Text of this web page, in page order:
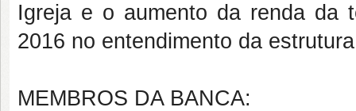
Igreja e o aumento da renda da
2016 no entendimento da
MEMBROS DA BANCA: